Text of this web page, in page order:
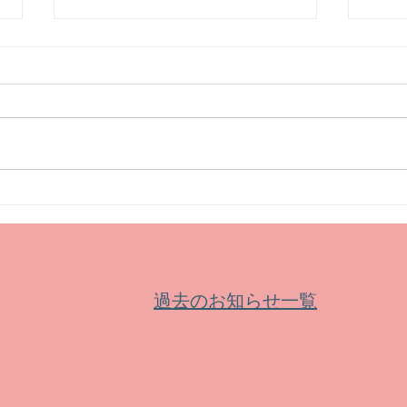
過去のお知らせ一覧